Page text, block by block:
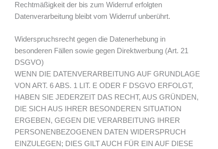
Rechtmäßigkeit der bis zum Widerruf erfolgten
Datenverarbeitung bleibt vom Widerruf unberührt.
Widerspruchsrecht gegen die Datenerhebung in
besonderen Fällen sowie gegen Direktwerbung (Art. 21
DSGVO)
WENN DIE DATENVERARBEITUNG AUF GRUNDLAGE
VON ART. 6 ABS. 1 LIT. E ODER F DSGVO ERFOLGT,
HABEN SIE JEDERZEIT DAS RECHT, AUS GRÜNDEN,
DIE SICH AUS IHRER BESONDEREN SITUATION
ERGEBEN, GEGEN DIE VERARBEITUNG IHRER
PERSONENBEZOGENEN DATEN WIDERSPRUCH
EINZULEGEN; DIES GILT AUCH FÜR EIN AUF DIESE